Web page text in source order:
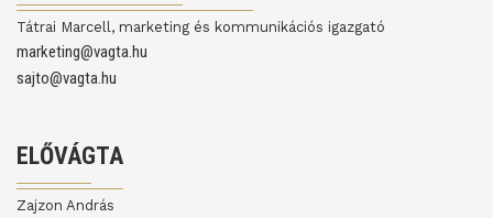
Tátrai Marcell, marketing és kommunikációs igazgató
marketing@vagta.hu
sajto@vagta.hu
ELŐVÁGTA
Zajzon András